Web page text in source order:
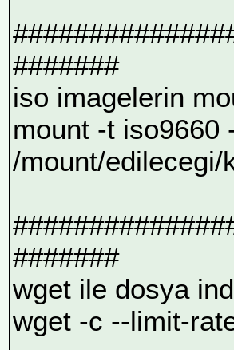
#######
iso imagelerin
mount -t iso9660
/mount/edilecegi/
#######
wget ile dosya
wget -c --limit-